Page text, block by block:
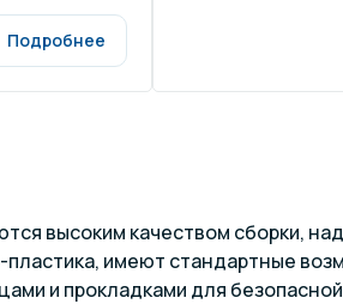
Подробнее
высоким качеством сборки,
пластика, имеют стандартные
и прокладками для